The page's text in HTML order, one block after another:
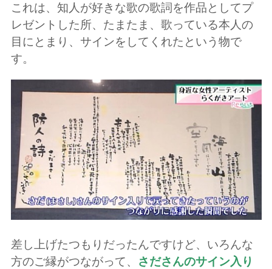
これは、知人が好きな歌の歌詞を作品としてプ
レゼントした所、たまたま、歌っている本人の
目にとまり、サインをしてくれたという物で
す。
差し上げたつもりだったんですけど、いろんな
方のご縁がつながって、
さださんのサイン入り